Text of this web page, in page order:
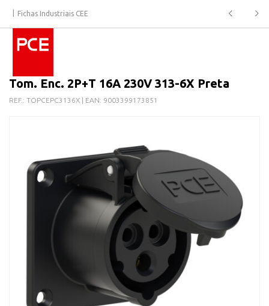
Fichas Industriais CEE
Tom. Enc. 2P+T 16A 230V 313-6X Preta
REF.: TOPCEPC3136X | EAN: 9003399173851